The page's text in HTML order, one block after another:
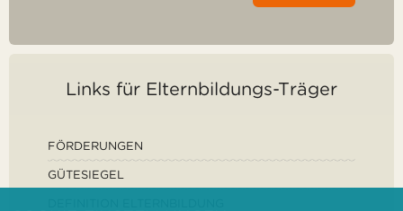
Links für Elternbildungs-Träger
FÖRDERUNGEN
GÜTESIEGEL